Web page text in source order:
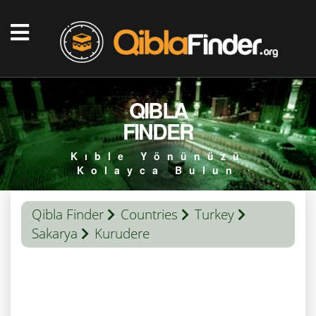
QIBLA
FINDER
Kıble Yönünüzü
Kolayca Bulun
Qibla Finder Countries
Turkey
Sakarya
Kurudere